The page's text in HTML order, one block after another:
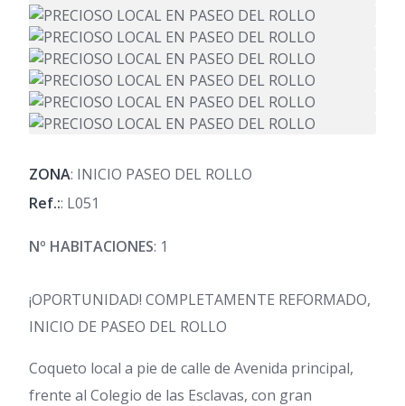
ZONA: INICIO PASEO DEL ROLLO
Ref.:: L051
Nº HABITACIONES: 1
¡OPORTUNIDAD! COMPLETAMENTE REFORMADO,
INICIO DE PASEO DEL ROLLO
Coqueto local a pie de calle de Avenida principal,
frente al Colegio de las Esclavas, con gran